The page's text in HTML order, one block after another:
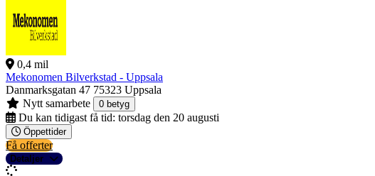
0,4 mil
Mekonomen Bilverkstad - Uppsala
Danmarksgatan 47 75323 Uppsala
Nytt samarbete
0 betyg
Du kan tidigast få tid: torsdag den 20 augusti
Öppettider
Få offerter
Detaljer